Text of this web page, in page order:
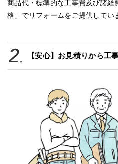
商品代・標準的な工事費及び諸経
格」でリフォームをご提供してい
【安心】お見積りから工